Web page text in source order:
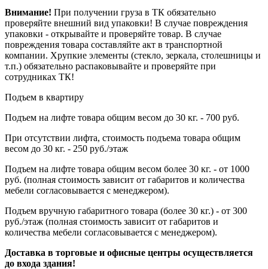
Внимание! При получении груза в ТК обязательно
проверяйте внешний вид упаковки! В случае повреждения
упаковки - открывайте и проверяйте товар. В случае
повреждения товара составляйте акт в транспортной
компании. Хрупкие элементы (стекло, зеркала, столешницы и
т.п.) обязательно распаковывайте и проверяйте при
сотрудниках ТК!
Подъем в квартиру
Подъем на лифте товара общим весом до 30 кг. - 700 руб.
При отсутствии лифта, стоимость подъема товара общим
весом до 30 кг. - 250 руб./этаж
Подъем на лифте товара общим весом более 30 кг. - от 1000
руб. (полная стоимость зависит от габаритов и количества
мебели согласовывается с менеджером).
Подъем вручную габаритного товара (более 30 кг.) - от 300
руб./этаж (полная стоимость зависит от габаритов и
количества мебели согласовывается с менеджером).
Доставка в торговые и офисные центры осуществляется
до входа здания!